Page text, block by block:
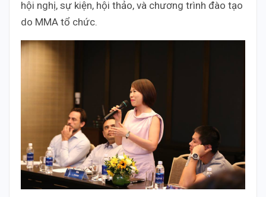
hội nghị, sự kiện, hội thảo, và chương trình đào tạo
do MMA tổ chức.